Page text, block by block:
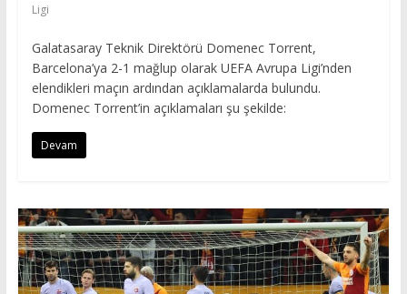
Ligi
Galatasaray Teknik Direktörü Domenec Torrent,
Barcelona’ya 2-1 mağlup olarak UEFA Avrupa Ligi’nden
elendikleri maçın ardından açıklamalarda bulundu.
Domenec Torrent’in açıklamaları şu şekilde:
Devam